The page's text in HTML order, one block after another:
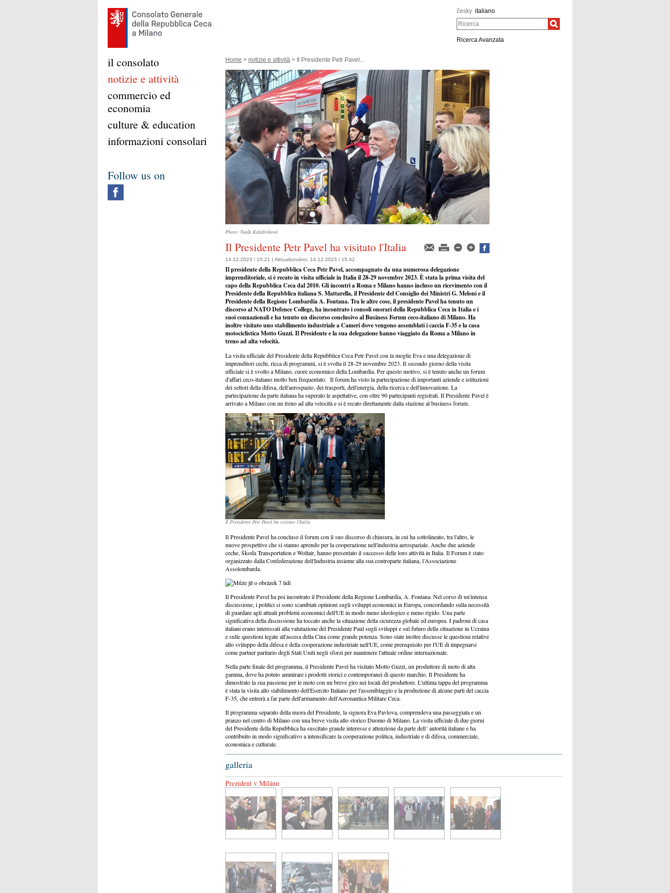
česky italiano
Ricerca
Ricerca Avanzata
Home > notizie e attività > Il Presidente Petr Pavel...
Photo: Naďa Kalabišková
Il Presidente Petr Pavel ha visitato l'Italia
14.12.2023 / 15:21 | Aktualizováno: 14.12.2023 / 15:42
Il presidente della Repubblica Ceca Petr Pavel, accompagnato da una numerosa delegazione
imprenditoriale, si è recato in visita ufficiale in Italia il 28-29 novembre 2023. È stata la prima visita del
capo della Repubblica Ceca dal 2010. Gli incontri a Roma e Milano hanno incluso un ricevimento con il
Presidente della Repubblica italiana S. Mattarella, il Presidente del Consiglio dei Ministri G. Meloni e il
Presidente della Regione Lombardia A. Fontana. Tra le altre cose, il presidente Pavel ha tenuto un
discorso al NATO Defence College, ha incontrato i consoli onorari della Repubblica Ceca in Italia e i
suoi connazionali e ha tenuto un discorso conclusivo al Business Forum ceco-italiano di Milano. Ha
inoltre visitato uno stabilimento industriale a Cameri dove vengono assemblati i caccia F-35 e la casa
motociclistica Motto Guzzi. Il Presidente e la sua delegazione hanno viaggiato da Roma a Milano in
treno ad alta velocità.
La visita ufficiale del Presidente della Repubblica Ceca Petr Pavel con la moglie Eva e una delegazione di
imprenditori cechi, ricca di programmi, si è svolta il 28-29 novembre 2023. Il secondo giorno della visita
ufficiale si è svolto a Milano, cuore economico della Lombardia. Per questo motivo, si è tenuto anche un forum
d'affari ceco-italiano molto ben frequentato. Il forum ha visto la partecipazione di importanti aziende e istituzioni
dei settori della difesa, dell'aerospazio, dei trasporti, dell'energia, della ricerca e dell'innovazione. La
partecipazione da parte italiana ha superato le aspettative, con oltre 90 partecipanti registrati. Il Presidente Pavel è
arrivato a Milano con un treno ad alta velocità e si è recato direttamente dalla stazione al business forum.
Il Presidente Petr Pavel ha visitato l'Italia
Il Presidente Pavel ha concluso il forum con il suo discorso di chiusura, in cui ha sottolineato, tra l'altro, le
nuove prospettive che si stanno aprendo per la cooperazione nell'industria aerospaziale. Anche due aziende
ceche, Škoda Transportation e Woltair, hanno presentato il successo delle loro attività in Italia. Il Forum è stato
organizzato dalla Confederazione dell'Industria insieme alla sua controparte italiana, l'Associazione
Assolombarda.
Il Presidente Pavel ha poi incontrato il Presidente della Regione Lombardia, A. Fontana. Nel corso di un'intensa
discussione, i politici si sono scambiati opinioni sugli sviluppi economici in Europa, concordando sulla necessità
di guardare agli attuali problemi economici dell'UE in modo meno ideologico e meno rigido. Una parte
significativa della discussione ha toccato anche la situazione della sicurezza globale ed europea. I padroni di casa
italiani erano interessati alla valutazione del Presidente Paul sugli sviluppi e sul futuro della situazione in Ucraina
e sulle questioni legate all'ascesa della Cina come grande potenza. Sono state inoltre discusse le questioni relative
allo sviluppo della difesa e della cooperazione industriale nell'UE, come prerequisito per l'UE di impegnarsi
come partner paritario degli Stati Uniti negli sforzi per mantenere l'attuale ordine internazionale.
Nella parte finale del programma, il Presidente Pavel ha visitato Motto Guzzi, un produttore di moto di alta
gamma, dove ha potuto ammirare i prodotti storici e contemporanei di questo marchio. Il Presidente ha
dimostrato la sua passione per le moto con un breve giro nei locali del produttore. L'ultima tappa del programma
è stata la visita allo stabilimento dell'Esercito Italiano per l'assemblaggio e la produzione di alcune parti del caccia
F-35, che entrerà a far parte dell'armamento dell'Aeronautica Militare Ceca.
Il programma separato della nuora del Presidente, la signora Eva Pavlova, comprendeva una passeggiata e un
pranzo nel centro di Milano con una breve visita allo storico Duomo di Milano. La visita ufficiale di due giorni
del Presidente della Repubblica ha suscitato grande interesse e attenzione da parte dell´ autoritá italiane e ha
contribuito in modo significativo a intensificare la cooperazione politica, industriale e di difesa, commerciale,
economica e culturale.
galleria
Prezident v Milánu
il consolato
notizie e attività
commercio ed
economia
culture & education
informazioni consolari
Follow us on